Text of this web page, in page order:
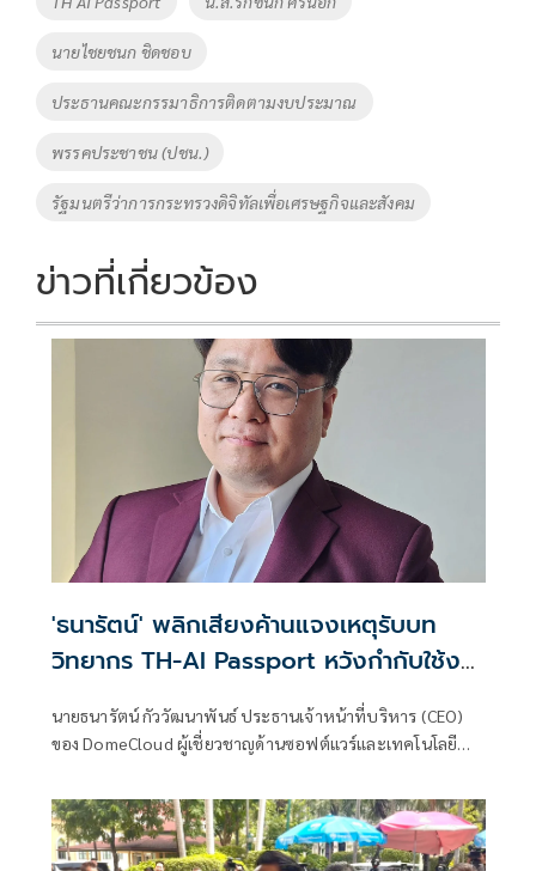
o
k k
นายไชยชนก ชิดชอบ
ประธานคณะกรรมาธิการติดตามงบประมาณ
พรรคประชาชน (ปชน.)
รัฐมนตรีว่าการกระทรวงดิจิทัลเพื่อเศรษฐกิจและสังคม
ข่าวที่เกี่ยวข้อง
'ธนารัตน์' พลิกเสียงค้านแจงเหตุรับบท
วิทยากร TH-AI Passport หวังกำกับใช้งบ
เหมาะสม ชูจุดเด่นคนไทยได้ใช้ AI ระดับโปร
ลดเหลื่อมล้ำทางเทคโนโลยี เซฟงบไป
กว่า900ล้าน เชื่อหากใช้เต็มที่เอกชนขาดทุน
ย่อยยับ
นายธนารัตน์ กัววัฒนาพันธ์ ประธานเจ้าหน้าที่บริหาร (CEO)
ของ DomeCloud ผู้เชี่ยวชาญด้านซอฟต์แวร์และเทคโนโลยี
Passport ท่ามกลางกระแสวิพากษ์วิจารณ์ โดยระบุว่าการ
ทำงานเพื่อตรวจสอบเรื่องนี้มีการสอดประสานกันหลายฝ่าย